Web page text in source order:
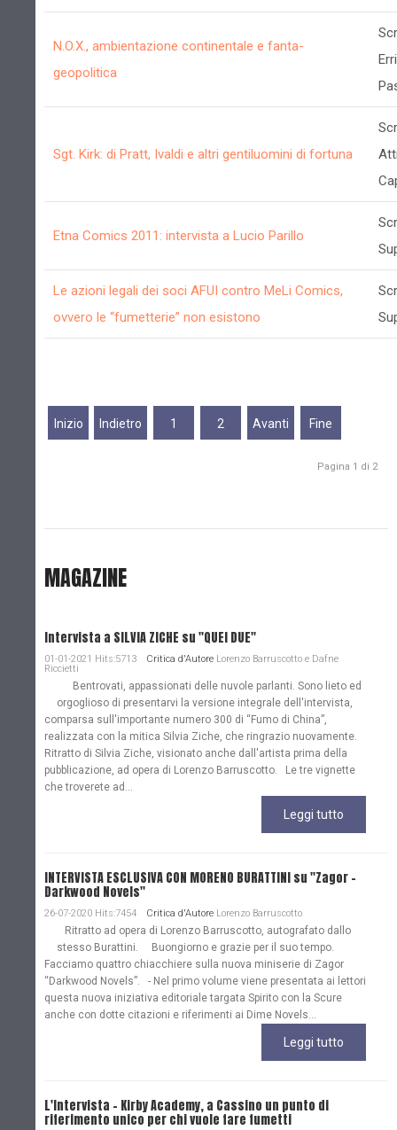
N.O.X., ambientazione continentale e fanta-
geopolitica
Sgt. Kirk: di Pratt, Ivaldi e altri gentiluomini di fortuna
Etna Comics 2011: intervista a Lucio Parillo
Le azioni legali dei soci AFUI contro MeLi Comics,
ovvero le “fumetterie” non esistono
Inizio Indietro 1 2 Avanti Fine
Pagina 1 di 2
MAGAZINE
Intervista a SILVIA ZICHE su "QUEI DUE"
01-01-2021 Hits:5713 Critica d'Autore Lorenzo Barruscotto e Dafne
Riccietti
Bentrovati, appassionati delle nuvole parlanti. Sono lieto ed
orgoglioso di presentarvi la versione integrale dell'intervista,
comparsa sull'importante numero 300 di “Fumo di China”,
realizzata con la mitica Silvia Ziche, che ringrazio nuovamente.
Ritratto di Silvia Ziche, visionato anche dall'artista prima della
pubblicazione, ad opera di Lorenzo Barruscotto. Le tre vignette
che troverete ad...
Leggi tutto
INTERVISTA ESCLUSIVA CON MORENO BURATTINI su "Zagor -
Darkwood Novels"
26-07-2020 Hits:7454 Critica d'Autore Lorenzo Barruscotto
Ritratto ad opera di Lorenzo Barruscotto, autografato dallo
stesso Burattini. Buongiorno e grazie per il suo tempo.
Facciamo quattro chiacchiere sulla nuova miniserie di Zagor
“Darkwood Novels”. - Nel primo volume viene presentata ai lettori
questa nuova iniziativa editoriale targata Spirito con la Scure
anche con dotte citazioni e riferimenti ai Dime Novels...
Leggi tutto
L'Intervista - Kirby Academy, a Cassino un punto di
riferimento unico per chi vuole fare fumetti